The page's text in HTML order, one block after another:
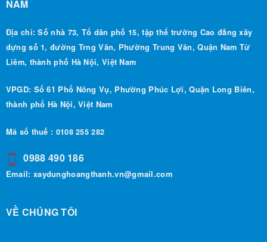
NAM
Địa chỉ: Số nhà 73, Tổ dân phố 15, tập thể trường Cao đẳng xây
dựng số 1, đường Trng Văn, Phường Trung Văn, Quận Nam Từ
Liêm, thành phố Hà Nội, Việt Nam
VPGD: Số 61 Phố Nông Vụ, Phường Phúc Lợi, Quận Long Biên,
thành phố Hà Nội, Việt Nam
Mã số thuế : 0108 255 282
0988 490 186
Email: xaydunghoangthanh.vn@gmail.com
VỀ CHÚNG TÔI